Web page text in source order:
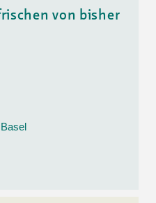
von bisher